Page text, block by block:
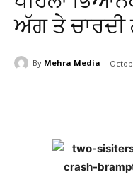
ਅੱਗ ਤੇ
By Mehra Media